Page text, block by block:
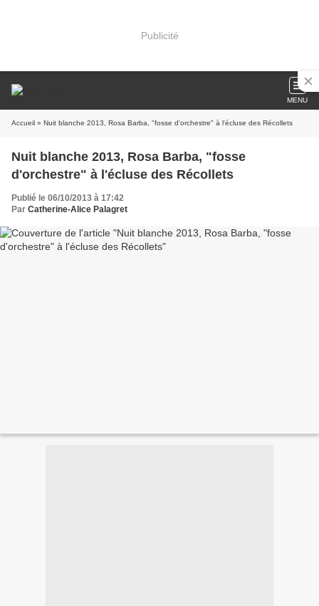
Publicité
MENU
Accueil » Nuit blanche 2013, Rosa Barba, "fosse d'orchestre" à l'écluse des Récollets
Nuit blanche 2013, Rosa Barba, "fosse
d'orchestre" à l'écluse des Récollets
Publié le 06/10/2013 à 17:42
Par Catherine-Alice Palagret